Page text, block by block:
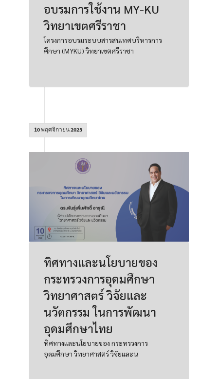
อบรมการใช้งาน MY-KU
วิทยาเขตศรีราชา
โครงการอบรมระบบสารสนเทศบริหารการ
ศึกษา (MYKU) วิทยาเขตศรีราชา
10 พฤศจิกายน 2025
ทิศทางและนโยบายของ
กระทรวงการอุดมศึกษา
วิทยาศาสตร์ วิจัยและ
นวัตกรรม ในการพัฒนา
อุดมศึกษาไทย
ทิศทางและนโยบายของ กระทรวงการ
อุดมศึกษา วิทยาศาสตร์ วิจัยและน